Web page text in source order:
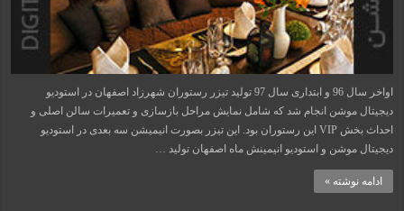
اواخر سال 96 و ابتداری سال 97 تولید تیزر رستوران شهرزاد اصفهان در استودیو
دیجیتال موشن انجام شد که شامل نمایش مراحل بازسازی و تعمیرات سالن اصلی و
احداث بخش VIP این رستوران بود. این تیزر بصورت انیمیشن سه بعدی در استودیو
دیجیتال موشن و استودیو انیمینش ماه اصفهان تولید …
ادامه نوشته »